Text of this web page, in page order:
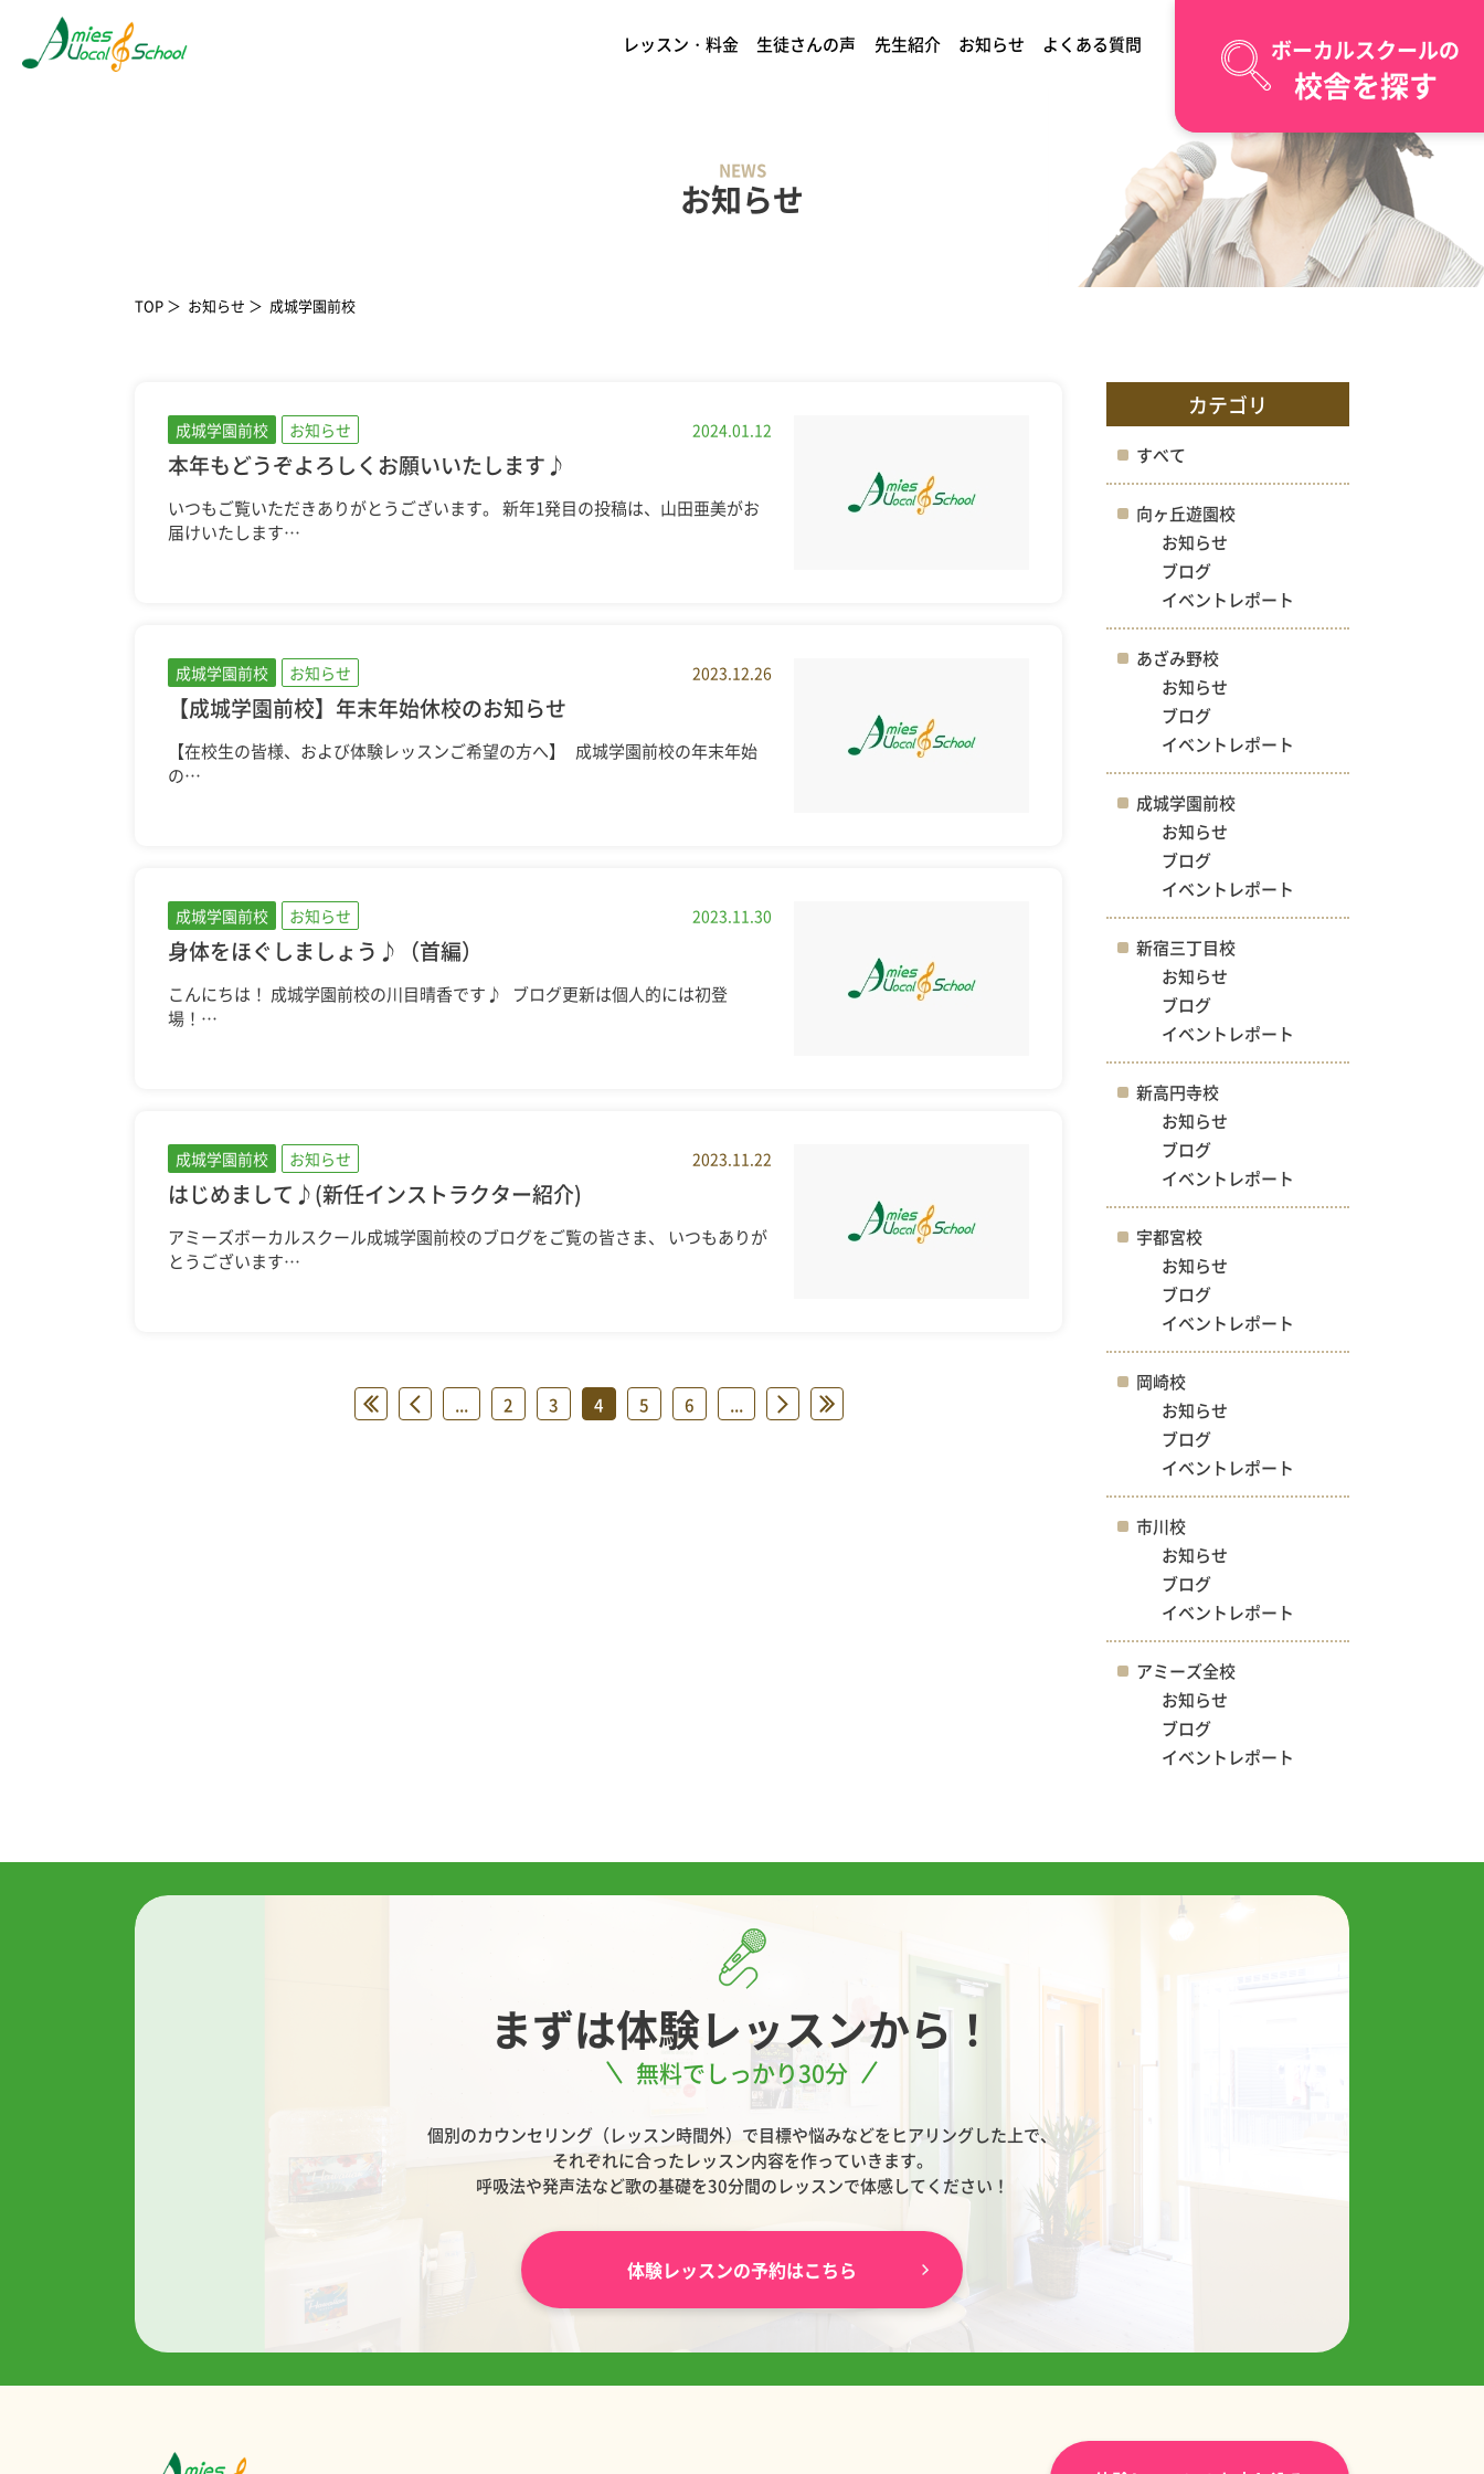
レッスン・料金 生徒さんの声 先生紹介 お知らせ よくある質問 ボーカルスクールの
校舎を探す
NEWS
お知らせ
TOP お知らせ 成城学園前校
成城学園前校 お知らせ 2024.01.12
本年もどうぞよろしくお願いいたします♪
いつもご覧いただきありがとうございます。 新年1発目の投稿は、山田亜美がお
届けいたします…
成城学園前校 お知らせ 2023.12.26
【成城学園前校】年末年始休校のお知らせ
【在校生の皆様、および体験レッスンご希望の方へ】 成城学園前校の年末年始
の…
成城学園前校 お知らせ 2023.11.30
身体をほぐしましょう♪（首編）
こんにちは！ 成城学園前校の川目晴香です♪ ブログ更新は個人的には初登
場！…
成城学園前校 お知らせ 2023.11.22
はじめまして♪(新任インストラクター紹介)
アミーズボーカルスクール成城学園前校のブログをご覧の皆さま、 いつもありが
とうございます…
« « ... 2 3 4 5 6 ... » »
カテゴリ
すべて
向ヶ丘遊園校
お知らせ
ブログ
イベントレポート
あざみ野校
お知らせ
ブログ
イベントレポート
成城学園前校
お知らせ
ブログ
イベントレポート
新宿三丁目校
お知らせ
ブログ
イベントレポート
新高円寺校
お知らせ
ブログ
イベントレポート
宇都宮校
お知らせ
ブログ
イベントレポート
岡崎校
お知らせ
ブログ
イベントレポート
市川校
お知らせ
ブログ
イベントレポート
アミーズ全校
お知らせ
ブログ
イベントレポート
まずは体験レッスンから！
無料でしっかり30分
個別のカウンセリング（レッスン時間外）で目標や悩みなどをヒアリングした上で、
それぞれに合ったレッスン内容を作っていきます。
呼吸法や発声法など歌の基礎を30分間のレッスンで体感してください！
体験レッスンの予約はこちら